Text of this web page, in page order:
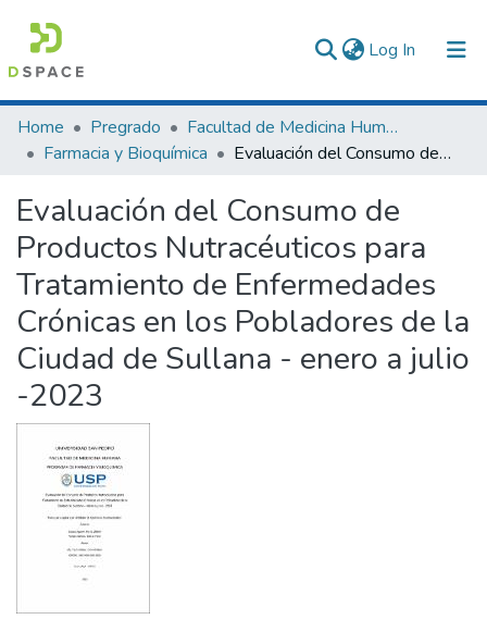
Log In (current)
Communities & Collections
All of DSpace
Statistics
Home Pregrado
Facultad de Medicina Humana
Farmacia y Bioquímica
Evaluación del Consumo de Productos Nutracéuticos para Tratamiento de Enfermedades Crónicas en los Pobladores de la Ciudad de Sullana - enero a julio -2023
Evaluación del Consumo de
Productos Nutracéuticos para
Tratamiento de Enfermedades
Crónicas en los Pobladores de la
Ciudad de Sullana - enero a julio
-2023